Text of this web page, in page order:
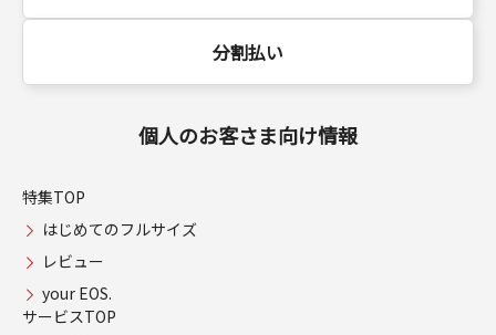
分割払い
個人のお客さま向け情報
特集TOP
はじめてのフルサイズ
レビュー
your EOS.
サービスTOP